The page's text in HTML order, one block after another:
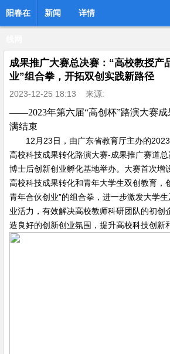
阳春在 新闻 详情
成果推广大赛总决赛：“高校教授产
业”组合拳，开拓双创实践新路径
2023-12-25 18:13 来源:
——2023年第六届“高创杯”路演大赛
满结束
12月23日，由广东省教育厅主办的
高校科技成果转化路演大赛-成果推广赛道
博士后创新创业孵化基地举办。大赛首次增
高校科技成果转化和青年大学生双创教育，
青年合伙创业”的组合拳，进一步激发大学
业活力，有效解决高校教师科研团队的初创
造良好的创新创业氛围，提升高校科技创新